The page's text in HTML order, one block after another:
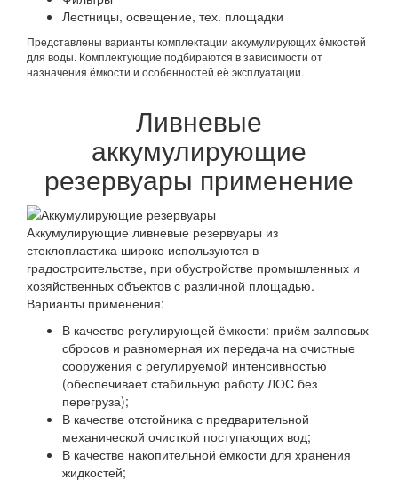
Лестницы, освещение, тех. площадки
Представлены варианты комплектации аккумулирующих ёмкостей
для воды. Комплектующие подбираются в зависимости от
назначения ёмкости и особенностей её эксплуатации.
Ливневые
аккумулирующие
резервуары применение
Аккумулирующие ливневые резервуары из
стеклопластика широко используются в
градостроительстве, при обустройстве промышленных и
хозяйственных объектов с различной площадью.
Варианты применения:
В качестве регулирующей ёмкости: приём залповых
сбросов и равномерная их передача на очистные
сооружения с регулируемой интенсивностью
(обеспечивает стабильную работу ЛОС без
перегруза);
В качестве отстойника с предварительной
механической очисткой поступающих вод;
В качестве накопительной ёмкости для хранения
жидкостей;